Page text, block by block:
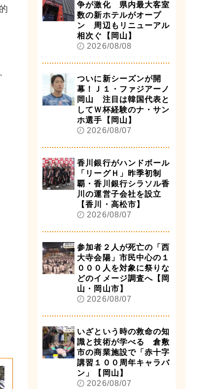
争が激化 県内最大客室
数の新ホテルがオープ
ン 周辺もリニューアル
相次ぐ【岡山】
2026/08/08
ついに新シーズンが開
幕！Ｊ１・ファジアーノ
岡山 注目は韓国代表と
してＷ杯経験のナ・サン
ホ選手【岡山】
2026/08/07
香川銀行がハンドボール
「リーグＨ」昨季初制
覇・香川銀行シラソル香
川の運営子会社を設立
【香川・高松市】
2026/08/07
参加者２人が死亡の「西
大寺会陽」市民中心の１
０００人を対象に祭りな
どのイメージ調査へ【岡
山・岡山市】
2026/08/07
いざという時の救命の知
識と技術が学べる 倉敷
市の商業施設で「赤十字
講習１００周年キャラバ
ン」【岡山】
2026/08/07